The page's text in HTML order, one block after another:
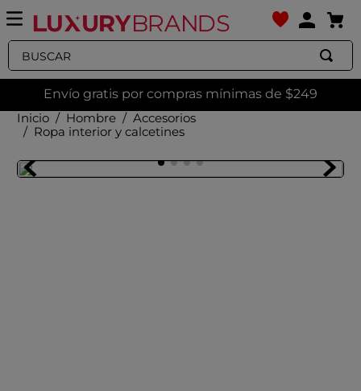
Buscar
Envío gratis por compras mínimas de $249
Hombre
Accesorios
Ropa interior y calcetines